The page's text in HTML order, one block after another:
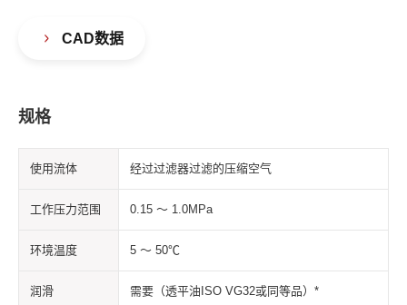
CAD数据
规格
使用流体 经过过滤器过滤的压缩空气
工作压力范围 0.15 ～ 1.0MPa
环境温度 5 ～ 50℃
润滑 需要（透平油ISO VG32或同等品）*